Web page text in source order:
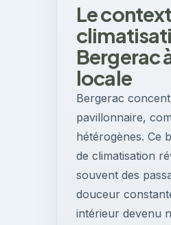
Le
Bergerac
locale
Bergerac
pavillonnaire,
hétérogènes. Ce
de climatisation
souvent des
douceur
intérieur devenu